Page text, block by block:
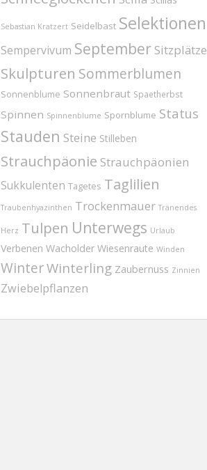
Sebastian Kratzert Seidelbast Selektionen
Sempervivum September Sitzplätze
Skulpturen Sommerblumen
Sonnenblume Sonnenbraut Spaetherbst
Spinnen Spinnenblume Spornblume Status
Stauden Steine Stilleben
Strauchpäonie Strauchpäonien
Sukkulenten Tagetes Taglilien
Traubenhyazinthen Trockenmauer Tränendes
Herz Tulpen Unterwegs Urlaub
Verbenen Wacholder Wiesenraute Winden
WinterWinterling Zaubernuss Zinnien
Zwiebelpflanzen